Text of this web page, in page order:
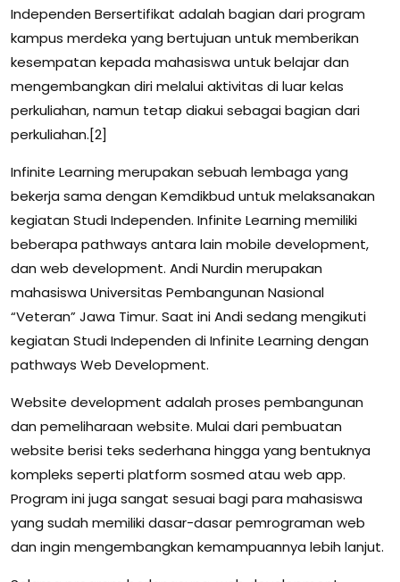
Independen Bersertifikat adalah bagian dari program
kampus merdeka yang bertujuan untuk memberikan
kesempatan kepada mahasiswa untuk belajar dan
mengembangkan diri melalui aktivitas di luar kelas
perkuliahan, namun tetap diakui sebagai bagian dari
perkuliahan.[2]
Infinite Learning merupakan sebuah lembaga yang
bekerja sama dengan Kemdikbud untuk melaksanakan
kegiatan Studi Independen. Infinite Learning memiliki
beberapa pathways antara lain mobile development,
dan web development. Andi Nurdin merupakan
mahasiswa Universitas Pembangunan Nasional
“Veteran” Jawa Timur. Saat ini Andi sedang mengikuti
kegiatan Studi Independen di Infinite Learning dengan
pathways Web Development.
Website development adalah proses pembangunan
dan pemeliharaan website. Mulai dari pembuatan
website berisi teks sederhana hingga yang bentuknya
kompleks seperti platform sosmed atau web app.
Program ini juga sangat sesuai bagi para mahasiswa
yang sudah memiliki dasar-dasar pemrograman web
dan ingin mengembangkan kemampuannya lebih lanjut.